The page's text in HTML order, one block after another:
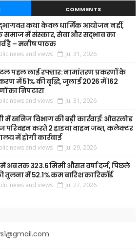
COMMENTS
कथा केवल धार्मिक आयोजन नहीं,
समाज में संस्कार, सेवा और सद्भाव का
है – मनीष पाठक
news and views Jul 31, 2026
पहल लाई रफ्तार: नामांतरण प्रकरणों के
में 51% की वृद्धि, जुलाई 2026 में 162
का निपटारा
news and views Jul 31, 2026
में खनिज विभाग की बड़ी कार्रवाई: ओवरलोड
परिवहन करते 2 हाइवा वाहन जब्त, कलेक्टर
में होगी कार्रवाई
news and views Jul 29, 2026
अब तक 323.6 मिमी औसत वर्षा दर्ज, पिछले
तुलना में 52.1% कम बारिश का रिकॉर्ड
news and views Jul 27, 2026